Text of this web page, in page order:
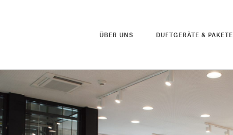
ÜBER UNS DUFTGERÄTE & PAKETE